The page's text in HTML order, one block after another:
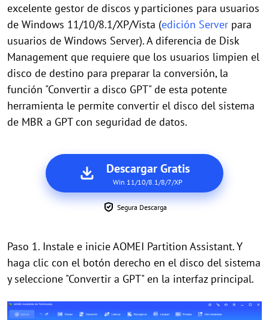
excelente gestor de discos y particiones para usuarios
de Windows 11/10/8.1/XP/Vista (edición Server para
usuarios de Windows Server). A diferencia de Disk
Management que requiere que los usuarios limpien el
disco de destino para preparar la conversión, la
función "Convertir a disco GPT" de esta potente
herramienta le permite convertir el disco del sistema
de MBR a GPT con seguridad de datos.
Descargar Gratis
Win 11/10/8.1/8/7/XP
Segura Descarga
Paso 1. Instale e inicie AOMEI Partition Assistant. Y
haga clic con el botón derecho en el disco del sistema
y seleccione "Convertir a GPT" en la interfaz principal.